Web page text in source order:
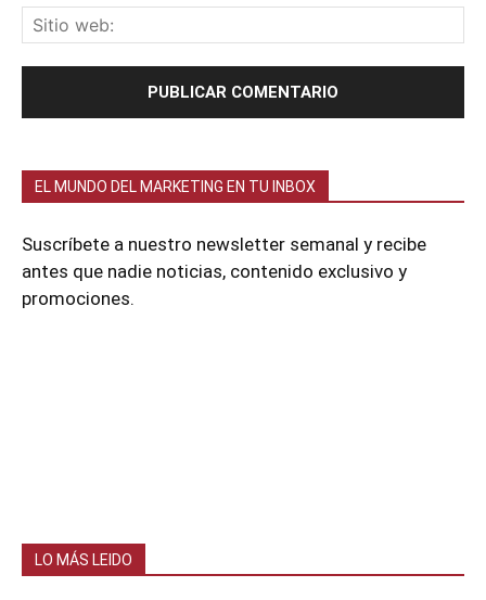
EL MUNDO DEL MARKETING EN TU INBOX
Suscríbete a nuestro newsletter semanal y recibe
antes que nadie noticias, contenido exclusivo y
promociones.
LO MÁS LEIDO